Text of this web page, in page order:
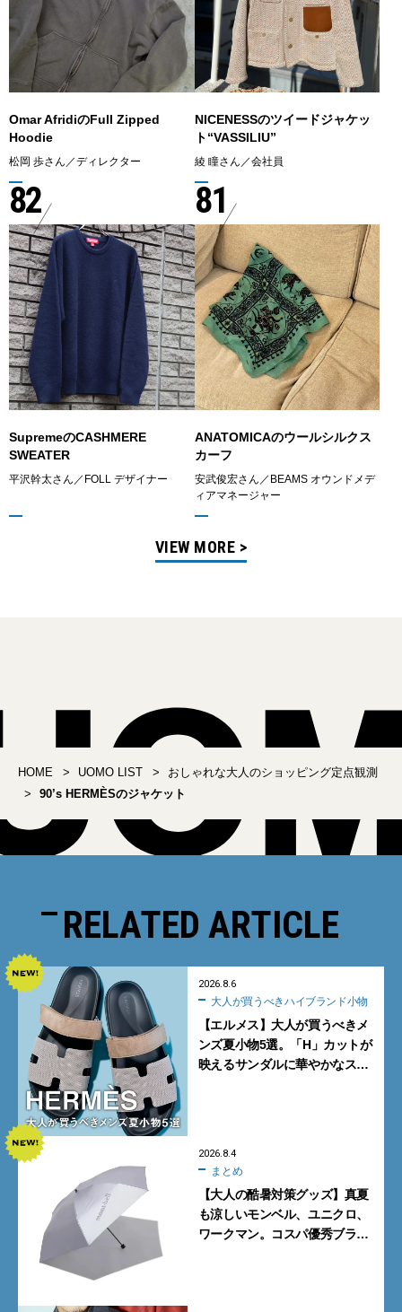
Omar AfridiのFull Zipped
Hoodie
松岡 歩さん／ディレクター
NICENESSのツイードジャケッ
ト“VASSILIU”
綾 瞳さん／会社員
82
SupremeのCASHMERE
SWEATER
平沢幹太さん／FOLL デザイナー
81
ANATOMICAのウールシルクス
カーフ
安武俊宏さん／BEAMS オウンドメデ
ィアマネージャー
VIEW MORE >
HOME UOMO LIST
おしゃれな大人のショッピング定点観測
90’s HERMÈSのジャケット
RELATED ARTICLE
2026.8.6
大人が買うべきハイブランド小物
【エルメス】大人が買うべきメ
ンズ夏小物5選。「H」カットが
映えるサンダルに華やかなス
2026.8.4
まとめ
【大人の酷暑対策グッズ】真夏
も涼しいモンベル、ユニクロ、
ワークマン。コスパ優秀ブラン